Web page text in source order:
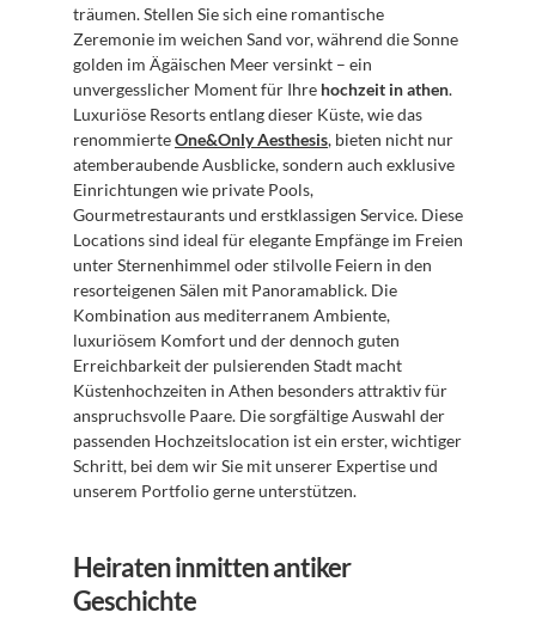
träumen. Stellen Sie sich eine romantische
Zeremonie im weichen Sand vor, während die Sonne
golden im Ägäischen Meer versinkt – ein
unvergesslicher Moment für Ihre hochzeit in athen.
Luxuriöse Resorts entlang dieser Küste, wie das
renommierte One&Only Aesthesis, bieten nicht nur
atemberaubende Ausblicke, sondern auch exklusive
Einrichtungen wie private Pools,
Gourmetrestaurants und erstklassigen Service. Diese
Locations sind ideal für elegante Empfänge im Freien
unter Sternenhimmel oder stilvolle Feiern in den
resorteigenen Sälen mit Panoramablick. Die
Kombination aus mediterranem Ambiente,
luxuriösem Komfort und der dennoch guten
Erreichbarkeit der pulsierenden Stadt macht
Küstenhochzeiten in Athen besonders attraktiv für
anspruchsvolle Paare. Die sorgfältige Auswahl der
passenden Hochzeitslocation ist ein erster, wichtiger
Schritt, bei dem wir Sie mit unserer Expertise und
unserem Portfolio gerne unterstützen.
Heiraten inmitten antiker
Geschichte